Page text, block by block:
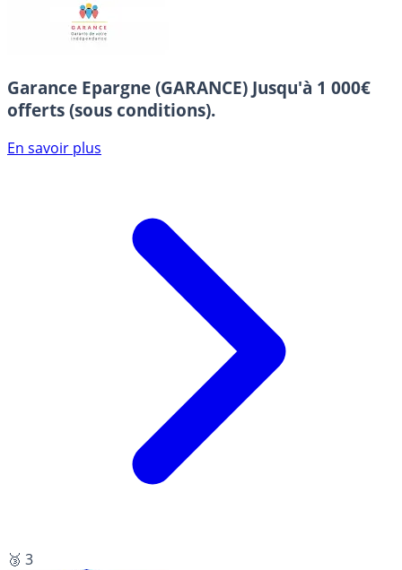
Garance Epargne (GARANCE) Jusqu'à 1 000€
offerts (sous conditions).
En savoir plus
🥉 3